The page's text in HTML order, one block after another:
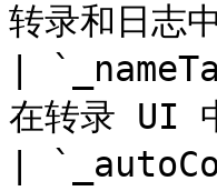
转录和日
|
在转录 UI
|